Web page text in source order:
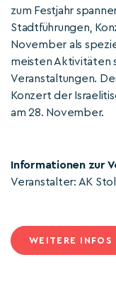
zum Festjahr
Stadtführungen,
November als
meisten Aktivitäten
Veranstaltungen.
Konzert der
am 28. November.
Informationen zur
Veranstalter: AK
WEITERE INFOS